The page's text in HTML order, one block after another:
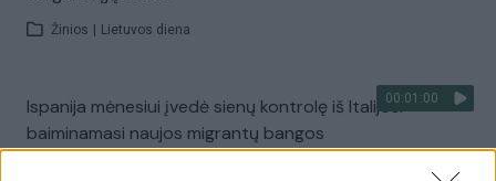
Žinios Lietuvos diena
00:01:00
Ispanija mėnesiui įvedė sienų kontrolę iš Italijos:
baiminamasi naujos migrantų bangos